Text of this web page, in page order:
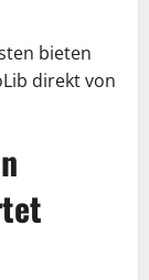
bieten
direkt von